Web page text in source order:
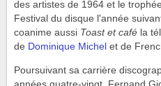
des artistes de 1964 et le
Festival du disque l'année
coanime aussi Toast et café la
de Dominique Michel et de
Poursuivant sa carrière